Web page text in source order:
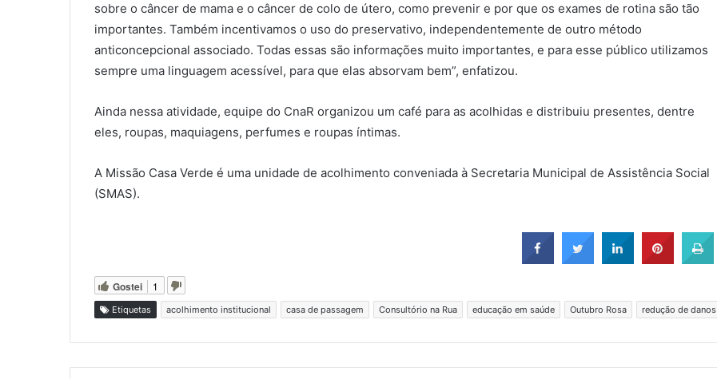
sobre o câncer de mama e o câncer de colo de útero, como prevenir e por que os exames de rotina são tão
importantes. Também incentivamos o uso do preservativo, independentemente de outro método
anticoncepcional associado. Todas essas são informações muito importantes, e para esse público utilizamos
sempre uma linguagem acessível, para que elas absorvam bem”, enfatizou.
Ainda nessa atividade, equipe do CnaR organizou um café para as acolhidas e distribuiu presentes, dentre
eles, roupas, maquiagens, perfumes e roupas íntimas.
A Missão Casa Verde é uma unidade de acolhimento conveniada à Secretaria Municipal de Assistência Social
(SMAS).
Gostei 1
Etiquetas acolhimento institucional casa de passagem Consultório na Rua educação em saúde Outubro Rosa redução de danos